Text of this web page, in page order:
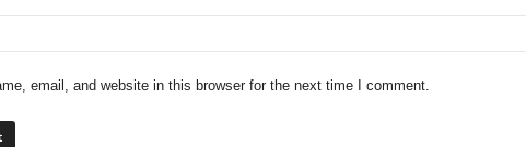
email, and website in this browser for the next time I comment.